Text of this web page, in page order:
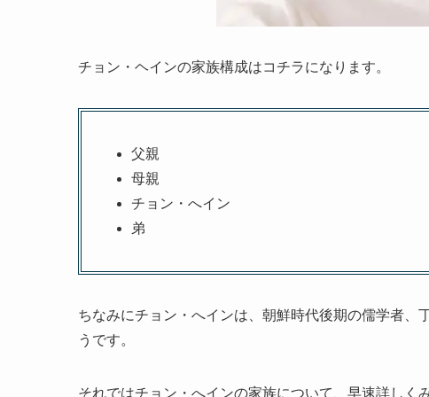
チョン・ヘインの家族構成はコチラになります。
父親
母親
チョン・へイン
弟
ちなみにチョン・へインは、朝鮮時代後期の儒学者
うです。
それではチョン・へインの家族について、早速詳しく